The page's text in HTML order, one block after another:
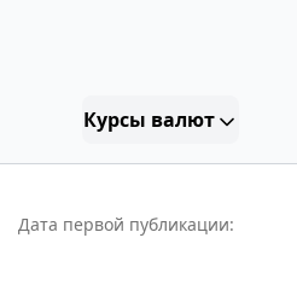
Курсы валют
Дата первой публикации: